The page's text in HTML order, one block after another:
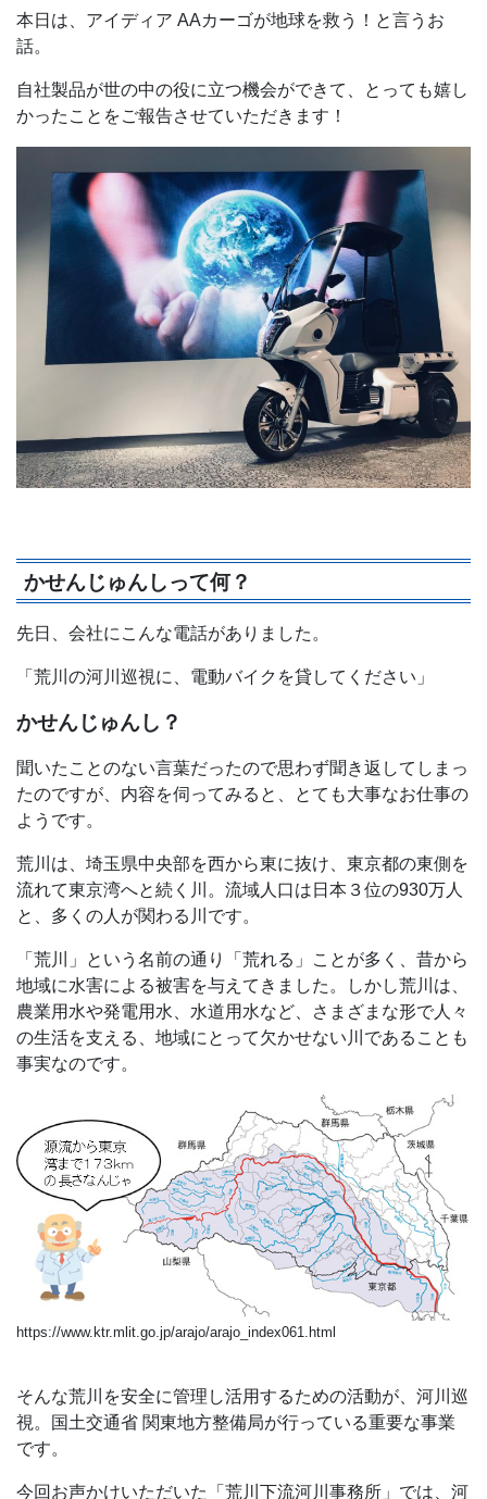
本日は、アイディア AAカーゴが地球を救う！と言うお
話。
自社製品が世の中の役に立つ機会ができて、とっても嬉し
かったことをご報告させていただきます！
かせんじゅんしって何？
先日、会社にこんな電話がありました。
「荒川の河川巡視に、電動バイクを貸してください」
かせんじゅんし？
聞いたことのない言葉だったので思わず聞き返してしまっ
たのですが、内容を伺ってみると、とても大事なお仕事の
ようです。
荒川は、埼玉県中央部を西から東に抜け、東京都の東側を
流れて東京湾へと続く川。流域人口は日本３位の930万人
と、多くの人が関わる川です。
「荒川」という名前の通り「荒れる」ことが多く、昔から
地域に水害による被害を与えてきました。しかし荒川は、
農業用水や発電用水、水道用水など、さまざまな形で人々
の生活を支える、地域にとって欠かせない川であることも
事実なのです。
https://www.ktr.mlit.go.jp/arajo/arajo_index061.html
そんな荒川を安全に管理し活用するための活動が、河川巡
視。国土交通省 関東地方整備局が行っている重要な事業
です。
今回お声かけいただいた「荒川下流河川事務所」では、河